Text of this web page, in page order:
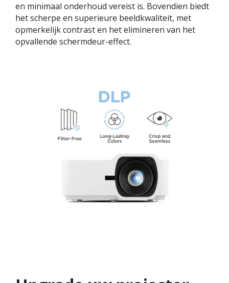
en minimaal onderhoud vereist is. Bovendien biedt
het scherpe en superieure beeldkwaliteit, met
opmerkelijk contrast en het elimineren van het
opvallende schermdeur-effect.